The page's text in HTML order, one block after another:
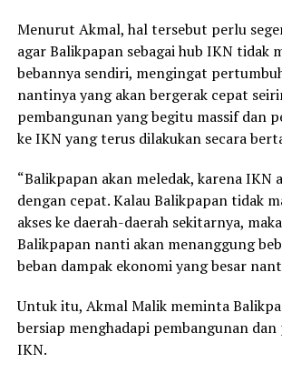
Menurut Akmal, hal tersebut perlu
agar Balikpapan sebagai hub IKN tidak
bebannya sendiri, mengingat
nantinya yang akan bergerak cepat
pembangunan yang begitu massif dan
ke IKN yang terus dilakukan secara
“Balikpapan akan meledak, karena IKN
dengan cepat. Kalau Balikpapan tidak
akses ke daerah-daerah sekitarnya,
Balikpapan nanti akan menanggung
beban dampak ekonomi yang besar
Untuk itu, Akmal Malik meminta
bersiap menghadapi pembangunan
IKN.